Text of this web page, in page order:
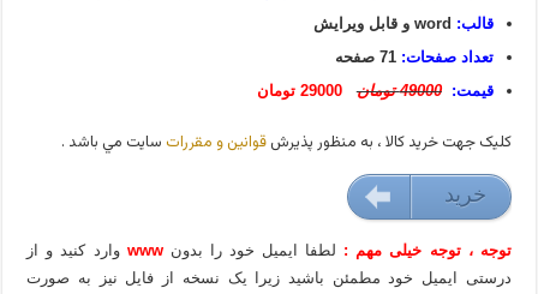
قالب:
تعداد صفحات: 71 صفحه
قیمت:49000 تومان 29000 تومان
کليک جهت خريد کالا ، به منظور پذيرشقوانين و مقررات سايت مي باشد .
29000 تومان خريد
توجه ، توجه خیلی مهم : لطفا ایمیل خود را بدون www وارد کنید و از
درستی ایمیل خود مطمئن باشید زیرا یک نسخه از فایل نیز به صورت